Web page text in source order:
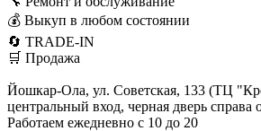
💰 Выкуп в любом состоянии
🔄 TRADE-IN
🛒 Продажа
Йошкар-Ола, ул. Советская, 133 (ТЦ
центральный вход, черная дверь справа
Работаем ежедневно с 10 до 20